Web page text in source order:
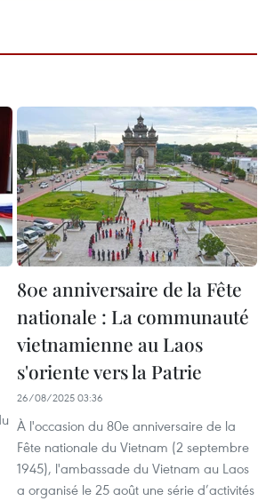
80e anniversaire de la Fête
nationale : La communauté
vietnamienne au Laos
s'oriente vers la Patrie
26/08/2025 03:36
À l'occasion du 80e anniversaire de la
Fête nationale du Vietnam (2 septembre
1945), l'ambassade du Vietnam au Laos
a organisé le 25 août une série d’activités